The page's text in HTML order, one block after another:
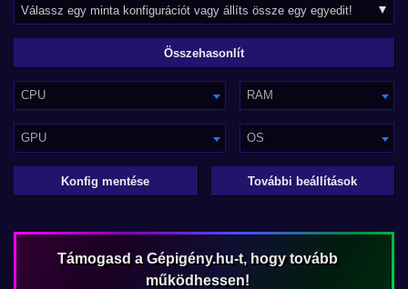
CPU RAM
GPU OS
Konfig mentése További beállítások
Támogasd a Gépigény.hu-t, hogy tovább
működhessen!